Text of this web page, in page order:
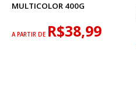
MULTICOLOR 400G
A PARTIR DE R$38,99